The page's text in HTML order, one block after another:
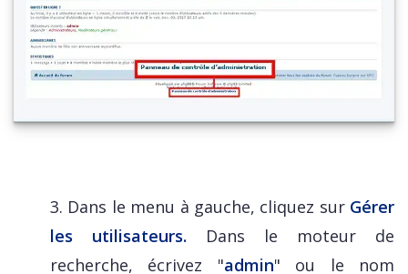
3. Dans le menu à gauche, cliquez sur Gérer
les utilisateurs. Dans le moteur de
recherche, écrivez "admin" ou le nom